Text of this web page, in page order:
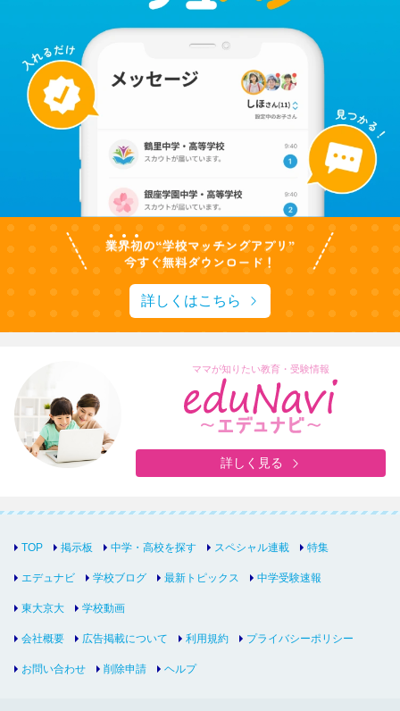
詳しくはこちら
ママが知りたい教育・受験情報
詳しく見る
TOP 掲示板 中学・高校を探す スペシャル連載 特集
エデュナビ 学校ブログ 最新トピックス 中学受験速報
東大京大 学校動画
会社概要 広告掲載について 利用規約 プライバシーポリシー
お問い合わせ 削除申請 ヘルプ